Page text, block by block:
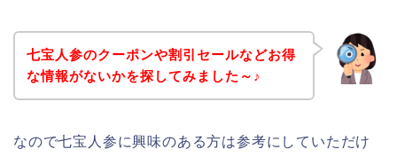
七宝人参のクーポンや割引セールなどお得
な情報がないかを探してみました～♪
なので七宝人参に興味のある方は参考にしていただけ